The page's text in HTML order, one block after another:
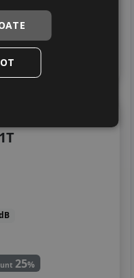
Ultimele 2 bucati!
25%